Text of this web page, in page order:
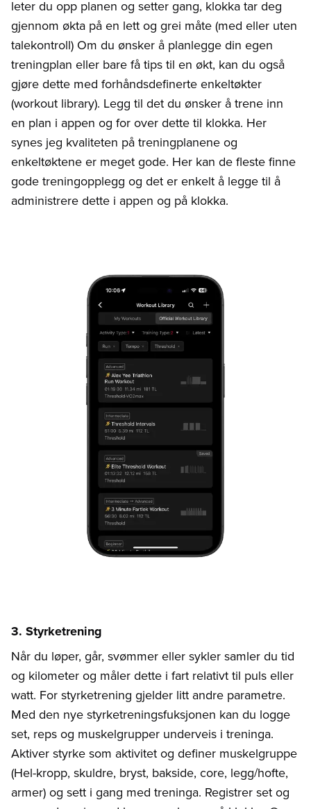
leter du opp planen og setter gang, klokka tar deg
gjennom økta på en lett og grei måte (med eller uten
talekontroll) Om du ønsker å planlegge din egen
treningplan eller bare få tips til en økt, kan du også
gjøre dette med forhåndsdefinerte enkeltøkter
(workout library). Legg til det du ønsker å trene inn
en plan i appen og for over dette til klokka. Her
synes jeg kvaliteten på treningplanene og
enkeltøktene er meget gode. Her kan de fleste finne
gode treningopplegg og det er enkelt å legge til å
administrere dette i appen og på klokka.
3. Styrketrening
Når du løper, går, svømmer eller sykler samler du tid
og kilometer og måler dette i fart relativt til puls eller
watt. For styrketrening gjelder litt andre parametre.
Med den nye styrketreningsfuksjonen kan du logge
set, reps og muskelgrupper underveis i treninga.
Aktiver styrke som aktivitet og definer muskelgruppe
(Hel-kropp, skuldre, bryst, bakside, core, legg/hofte,
armer) og sett i gang med treninga. Registrer set og